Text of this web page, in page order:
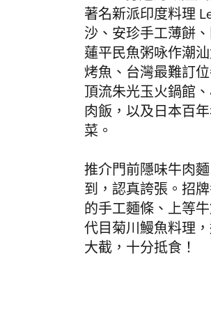
著名新派印度料理
沙、​​安珍手工薄餅
蓮平民魚粥咏作潮
烤魚、台灣最難訂
頂流朱光玉火鍋館
肉飯，以及日本百
菜。
推介門前隱味牛肉
到，認真誇張。招
的手工麵條、上等
代目菊川鰻魚料理
大截，十分抵食！